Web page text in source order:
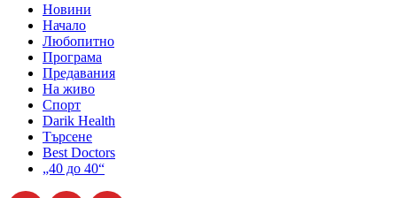
Новини
Начало
Любопитно
Програма
Предавания
На живо
Спорт
Darik Health
Търсене
Best Doctors
„40 до 40“